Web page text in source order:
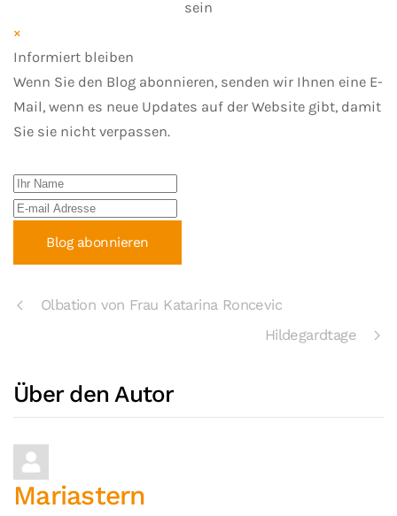
sein
×
Informiert bleiben
Wenn Sie den Blog abonnieren, senden wir Ihnen eine E-
Mail, wenn es neue Updates auf der Website gibt, damit
Sie sie nicht verpassen.
Ihr Name
E-mail Adresse
Blog abonnieren
Olbation von Frau Katarina Roncevic
Hildegardtage
Über den Autor
Mariastern